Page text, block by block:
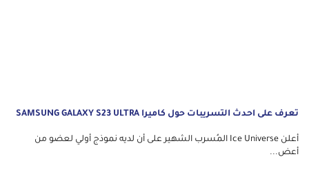
تعرف على احدث التسريبات حول كاميرا SAMSUNG GALAXY S23 ULTRA
أعلن Ice Universe المُسرب الشهير على أن لديه نموذج أولي لعضو من
أعض...